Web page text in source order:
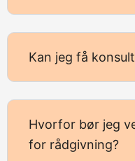
Kan jeg få
Hvorfor bør jeg
for rådgivning?